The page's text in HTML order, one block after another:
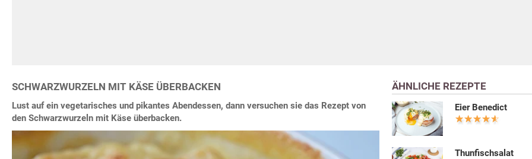
SCHWARZWURZELN MIT KÄSE ÜBERBACKEN
Lust auf ein vegetarisches und pikantes Abendessen, dann versuchen sie das Rezept von
den Schwarzwurzeln mit Käse überbacken.
ÄHNLICHE REZEPTE
Eier Benedict
Thunfischsalat